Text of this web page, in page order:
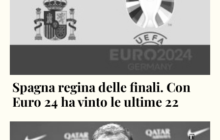
Spagna regina delle finali. Con
Euro 24 ha vinto le ultime 22